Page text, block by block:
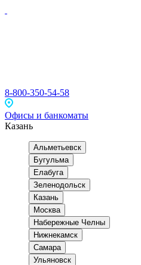
8-800-350-54-58
Офисы и банкоматы
Казань
Альметьевск
Бугульма
Елабуга
Зеленодольск
Казань
Москва
Набережные Челны
Нижнекамск
Самара
Ульяновск